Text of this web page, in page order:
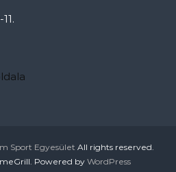
Sport Egyesület All rights reserved.
Powered by WordPress